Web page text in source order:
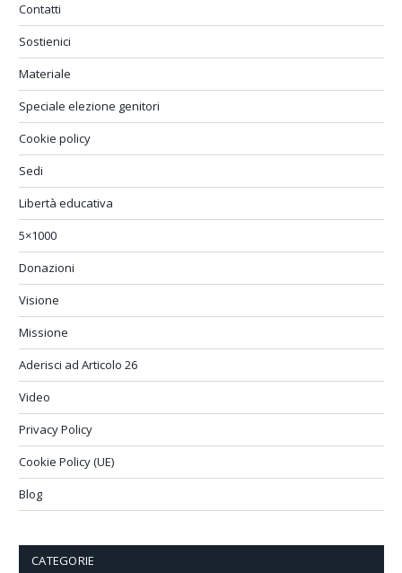
Contatti
Sostienici
Materiale
Speciale elezione genitori
Cookie policy
Sedi
Libertà educativa
5×1000
Donazioni
Visione
Missione
Aderisci ad Articolo 26
Video
Privacy Policy
Cookie Policy (UE)
Blog
CATEGORIE